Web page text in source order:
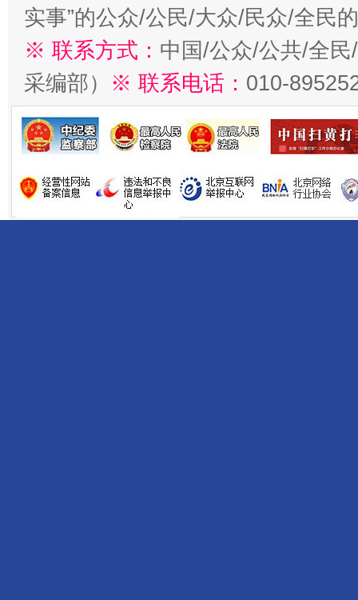
实事”的公众/公民/大众/民众/全民
※ 联系方式： 中国/公众/公共/全
采编部） ※ 联系电话： 010-